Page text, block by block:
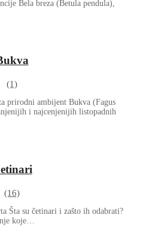
Bela breza (Betula pendula),
(1)
prirodni ambijent Bukva (Fagus
i najcenjenijih listopadnih
(16)
Šta su četinari i zašto ih odabrati?
koje…